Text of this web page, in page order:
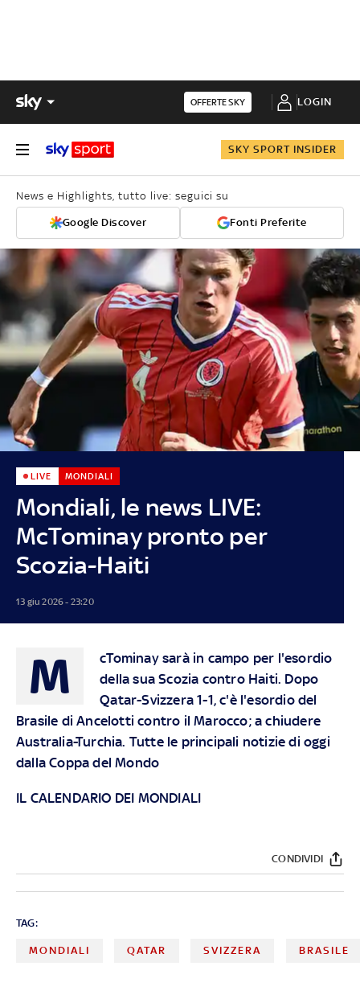
OFFERTE SKY LOGIN
SKY SPORT INSIDER
News e Highlights, tutto live: seguici su
Google Discover Fonti Preferite
Mondiali, le news LIVE:
McTominay pronto per
Scozia-Haiti
LIVE MONDIALI
13 giu 2026 - 23:20
M
cTominay sarà in campo per l'esordio
della sua Scozia contro Haiti. Dopo
Qatar-Svizzera 1-1, c'è l'esordio del
Brasile di Ancelotti contro il Marocco; a chiudere
Australia-Turchia. Tutte le principali notizie di oggi
dalla Coppa del Mondo
IL CALENDARIO DEI MONDIALI
CONDIVIDI
TAG:
MONDIALI QATAR SVIZZERA BRASILE